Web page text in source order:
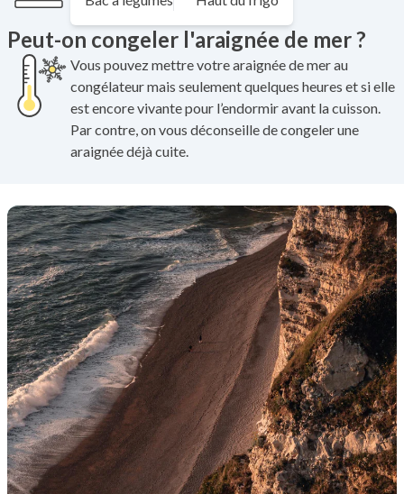
Peut-on congeler l'araignée de mer ?
Vous pouvez mettre votre araignée de mer au
congélateur mais seulement quelques heures et si elle
est encore vivante pour l’endormir avant la cuisson.
Par contre, on vous déconseille de congeler une
araignée déjà cuite.